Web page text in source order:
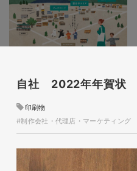
磐田商工会議所様 磐田市商店
会連盟チラシ
印刷物
#公共・行政・団体
#磐田
#チラシ
自社 2022年年賀状
印刷物
#制作会社・代理店・マーケティング